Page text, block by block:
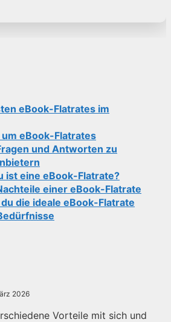
eBook-Flatrates im
eBook-Flatrates
und Antworten zu
ist eine eBook-Flatrate?
einer eBook-Flatrate
die ideale eBook-Flatrate
2026
Vorteile mit sich und